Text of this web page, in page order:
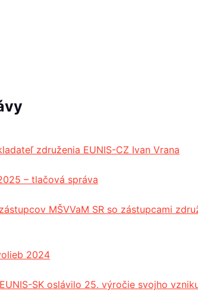
združenia EUNIS-CZ Ivan Vrana
– tlačová správa
MŠVVaM SR so zástupcami
2024
SK oslávilo 25. výročie svojho